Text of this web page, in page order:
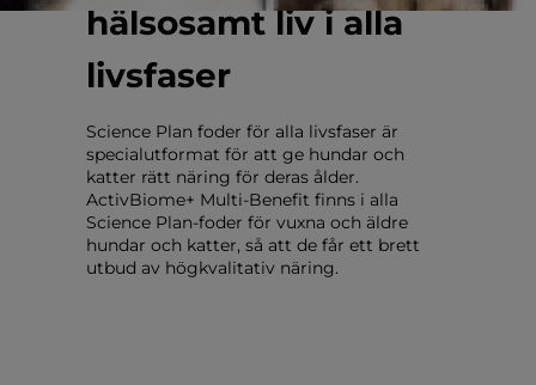
hälsosamt liv i alla
livsfaser
Science Plan foder för alla livsfaser är
specialutformat för att ge hundar och
katter rätt näring för deras ålder.
ActivBiome+ Multi-Benefit finns i alla
Science Plan-foder för vuxna och äldre
hundar och katter, så att de får ett brett
utbud av högkvalitativ näring.